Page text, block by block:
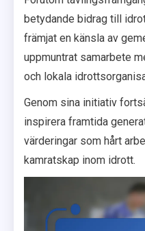
betydande bidrag till
främjat en känsla av
uppmuntrat samarbete
och lokala
Genom sina initiativ
inspirera framtida
värderingar som hårt
kamratskap inom idrott.